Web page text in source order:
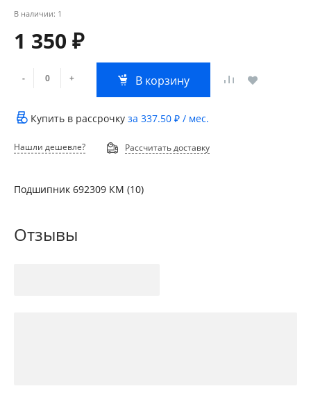
В наличии: 1
1 350 ₽
- + В корзину
Купить в рассрочку за 337.50 ₽ / мес.
Нашли дешевле? Рассчитать доставку
Подшипник 692309 КМ (10)
Отзывы